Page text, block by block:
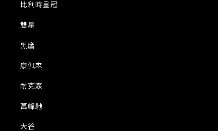
比利時皇冠
雙星
黑鷹
康佩森
耐克森
萬峰馳
大谷